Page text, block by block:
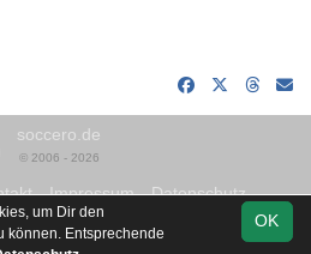
soccero.de
© 2006 - 2026
Impressum
Datenschutz
OK
um Dir den
können. Entsprechende